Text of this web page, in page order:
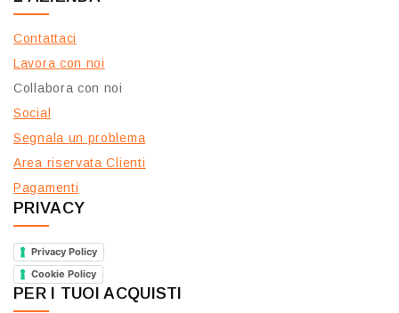
Contattaci
Lavora con noi
Collabora con noi
Social
Segnala un problema
Area riservata Clienti
Pagamenti
PRIVACY
Privacy Policy
Cookie Policy
PER I TUOI ACQUISTI